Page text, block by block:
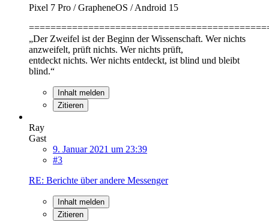
Pixel 7 Pro / GrapheneOS / Android 15
„Der Zweifel ist der Beginn der Wissenschaft. Wer nichts
anzweifelt, prüft nichts. Wer nichts prüft,
entdeckt nichts. Wer nichts entdeckt, ist blind und bleibt
blind.“
Inhalt melden
Zitieren
Ray
Gast
9. Januar 2021 um 23:39
#3
RE: Berichte über andere Messenger
Inhalt melden
Zitieren